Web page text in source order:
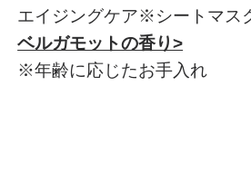
エイジングケア※シートマス
ベルガモットの香り>
※年齢に応じたお手入れ